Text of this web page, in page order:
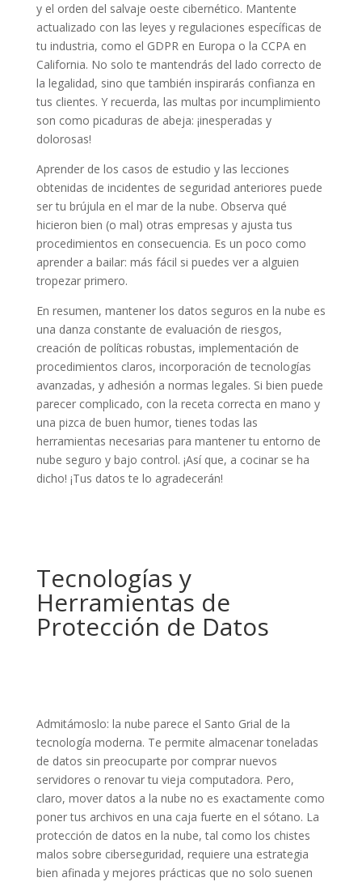
y el orden del salvaje oeste cibernético. Mantente
actualizado con las leyes y regulaciones específicas de
tu industria, como el GDPR en Europa o la CCPA en
California. No solo te mantendrás del lado correcto de
la legalidad, sino que también inspirarás confianza en
tus clientes. Y recuerda, las multas por incumplimiento
son como picaduras de abeja: ¡inesperadas y
dolorosas!
Aprender de los casos de estudio y las lecciones
obtenidas de incidentes de seguridad anteriores puede
ser tu brújula en el mar de la nube. Observa qué
hicieron bien (o mal) otras empresas y ajusta tus
procedimientos en consecuencia. Es un poco como
aprender a bailar: más fácil si puedes ver a alguien
tropezar primero.
En resumen, mantener los datos seguros en la nube es
una danza constante de evaluación de riesgos,
creación de políticas robustas, implementación de
procedimientos claros, incorporación de tecnologías
avanzadas, y adhesión a normas legales. Si bien puede
parecer complicado, con la receta correcta en mano y
una pizca de buen humor, tienes todas las
herramientas necesarias para mantener tu entorno de
nube seguro y bajo control. ¡Así que, a cocinar se ha
dicho! ¡Tus datos te lo agradecerán!
Tecnologías y
Herramientas de
Protección de Datos
Admitámoslo: la nube parece el Santo Grial de la
tecnología moderna. Te permite almacenar toneladas
de datos sin preocuparte por comprar nuevos
servidores o renovar tu vieja computadora. Pero,
claro, mover datos a la nube no es exactamente como
poner tus archivos en una caja fuerte en el sótano. La
protección de datos en la nube, tal como los chistes
malos sobre ciberseguridad, requiere una estrategia
bien afinada y mejores prácticas que no solo suenen